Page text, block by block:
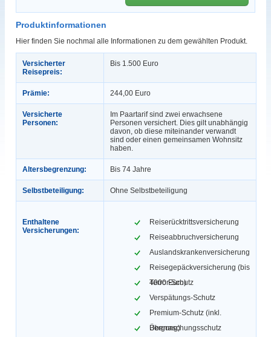
Produktinformationen
Hier finden Sie nochmal alle Informationen zu dem gewählten Produkt.
Versicherter
Reisepreis:
Bis 1.500 Euro
Prämie: 244,00 Euro
Versicherte
Personen:
Im Paartarif sind zwei erwachsene
Personen versichert. Dies gilt unabhängig
davon, ob diese miteinander verwandt
sind oder einen gemeinsamen Wohnsitz
haben.
Altersbegrenzung: Bis 74 Jahre
Selbstbeteiligung: Ohne Selbstbeteiligung
Enthaltene
Versicherungen:
Reiserücktrittsversicherung
Reiseabbruchversicherung
Auslandskrankenversicherung
Reisegepäckversicherung (bis
4000 Euro)
Terror-Schutz
Verspätungs-Schutz
Premium-Schutz (inkl.
Bergung)
Überraschungsschutz